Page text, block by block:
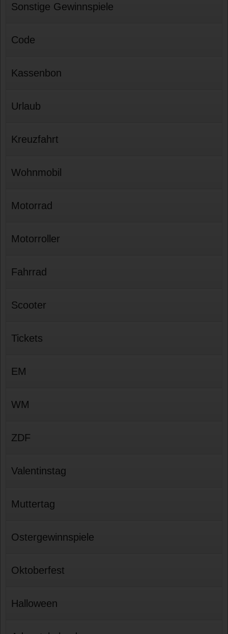
Sonstige Gewinnspiele
Code
Kassenbon
Urlaub
Kreuzfahrt
Wohnmobil
Motorrad
Motorroller
Fahrrad
Scooter
Tickets
EM
WM
ZDF
Valentinstag
Muttertag
Ostergewinnspiele
Oktoberfest
Halloween